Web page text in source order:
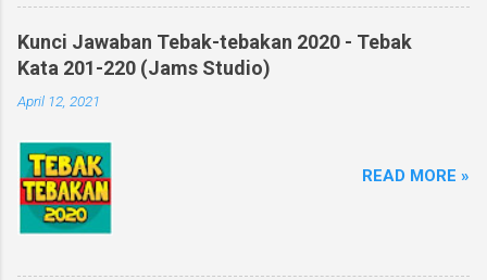
Kunci Jawaban Tebak-tebakan 2020 - Tebak
Kata 201-220 (Jams Studio)
April 12, 2021
READ MORE »